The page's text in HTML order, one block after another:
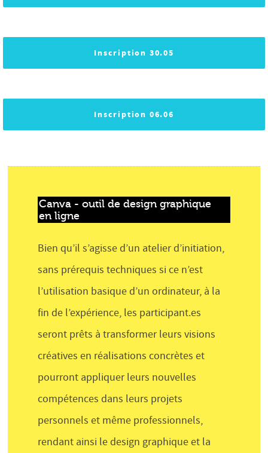
Inscription 30.05
Inscription 06.06
Canva - outil de design graphique
en ligne
Bien qu’il s’agisse d’un atelier d’initiation,
sans prérequis techniques si ce n’est
l’utilisation basique d’un ordinateur, à la
fin de l’expérience, les participant.es
seront prêts à transformer leurs visions
créatives en réalisations concrètes et
pourront appliquer leurs nouvelles
compétences dans leurs projets
personnels et même professionnels,
rendant ainsi le design graphique et la